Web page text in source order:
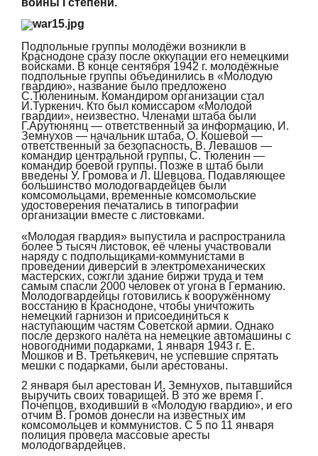
Подпольные группы молодёжи возникли в
Краснодоне сразу после оккупации его немецкими
войсками. В конце сентября 1942 г. молодёжные
подпольные группы объединились в «Молодую
гвардию», название было предложено
С.Тюлениным. Командиром организации стал
И.Туркенич. Кто был комиссаром «Молодой
гвардии», неизвестно. Членами штаба были
Г.Арутюнянц — ответственный за информацию, И.
Земнухов — начальник штаба, О. Кошевой —
ответственный за безопасность, В. Левашов —
командир центральной группы, С. Тюленин —
командир боевой группы. Позже в штаб были
введены У. Громова и Л. Шевцова. Подавляющее
большинство молодогвардейцев были
комсомольцами, временные комсомольские
удостоверения печатались в типографии
организации вместе с листовками.
«Молодая гвардия» выпустила и распространила
более 5 тысяч листовок, её члены участвовали
наряду с подпольщиками-коммунистами в
проведении диверсий в электромеханических
мастерских, сожгли здание биржи труда и тем
самым спасли 2000 человек от угона в Германию.
Молодогвардейцы готовились к вооружённому
восстанию в Краснодоне, чтобы уничтожить
немецкий гарнизон и присоединиться к
наступающим частям Советской армии. Однако
после дерзкого налёта на немецкие автомашины с
новогодними подарками, 1 января 1943 г. Е.
Мошков и В. Третьякевич, не успевшие спрятать
мешки с подарками, были арестованы.
2 января был арестован И. Земнухов, пытавшийся
выручить своих товарищей. В это же время Г.
Почепцов, входивший в «Молодую гвардию», и его
отчим В. Громов донесли на известных им
комсомольцев и коммунистов. С 5 по 11 января
полиция провела массовые аресты
молодогвардейцев.